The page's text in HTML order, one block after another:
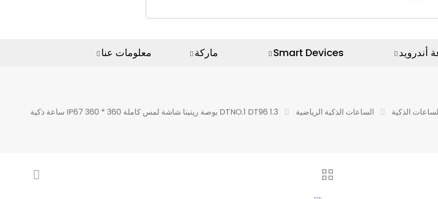
أندرويد Smart Devices ماركة معلومات عنا
الذكية الساعات الذكية الرياضية DTNO.1 DT96 1.3 بوصة ريتينا شاشة لمس كاملة 360 * 360 IP67 ساعة ذكية